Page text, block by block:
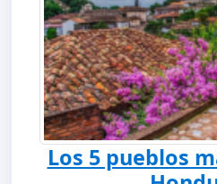
Los 5 pueblos